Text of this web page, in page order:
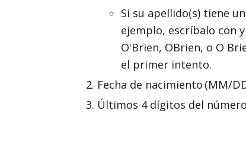
Si su apellido(s) tiene
ejemplo, escríbalo con
O'Brien, OBrien, o O
el primer intento.
Fecha de nacimiento (MM/
Últimos 4 dígitos del